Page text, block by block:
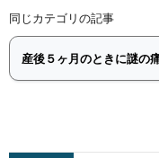
同じカテゴリの記事